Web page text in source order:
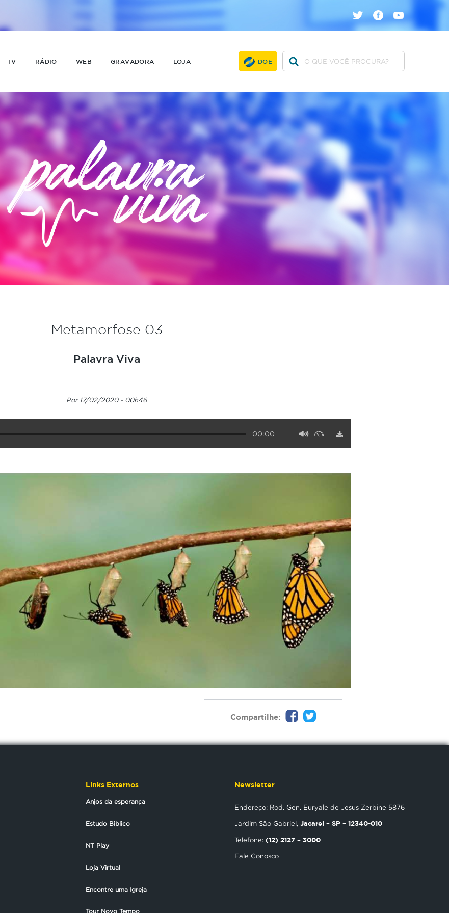
TV RÁDIO WEB GRAVADORA LOJA DOE
Metamorfose 03
Palavra Viva
Por 17/02/2020 - 00h46
00:00
Compartilhe:
Links Externos
Anjos da esperança
Estudo Biblico
NT Play
Loja Virtual
Encontre uma Igreja
Tour Novo Tempo
Newsletter
Endereço: Rod. Gen. Euryale de Jesus Zerbine 5876
Jardim São Gabriel, Jacareí – SP – 12340-010
Telefone: (12) 2127 – 3000
Fale Conosco